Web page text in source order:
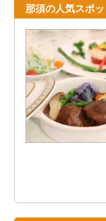
那須の人気スポ